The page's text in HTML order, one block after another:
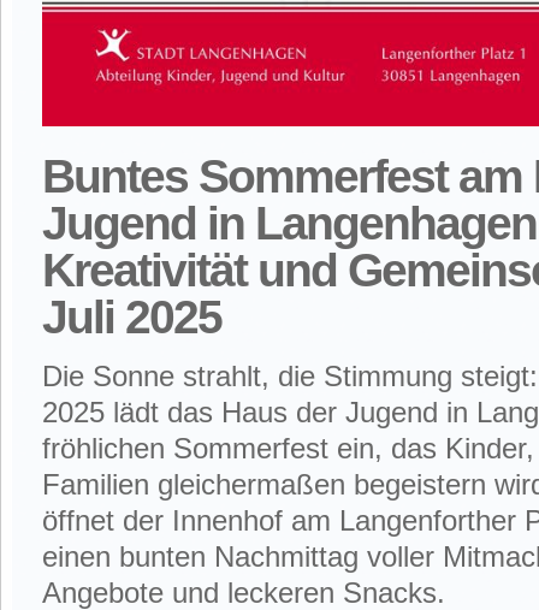
Buntes Sommerfest am
Jugend in
Kreativität und
Juli 2025
Die Sonne strahlt, die Stimmung
2025 lädt das Haus der Jugend in
fröhlichen Sommerfest ein, das
Familien gleichermaßen begeistern
öffnet der Innenhof am Langenforther
einen bunten Nachmittag voller
Angebote und leckeren Snacks.